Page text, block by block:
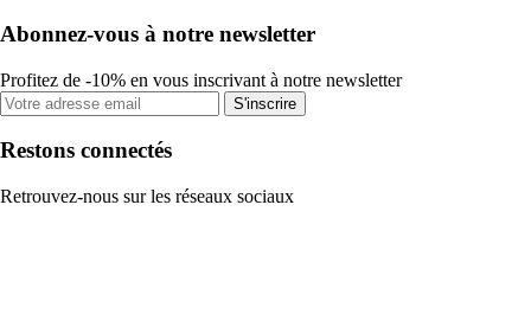
Abonnez-vous à notre newsletter
Profitez de -10% en vous inscrivant à notre newsletter
S'inscrire
Restons connectés
Retrouvez-nous sur les réseaux sociaux